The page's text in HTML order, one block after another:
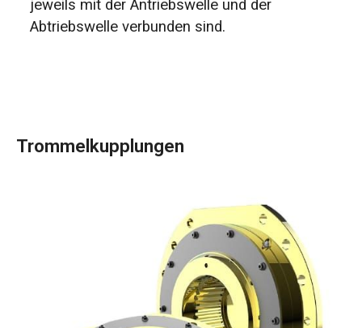
jeweils mit der Antriebswelle und der
Abtriebswelle verbunden sind.
Trommelkupplungen